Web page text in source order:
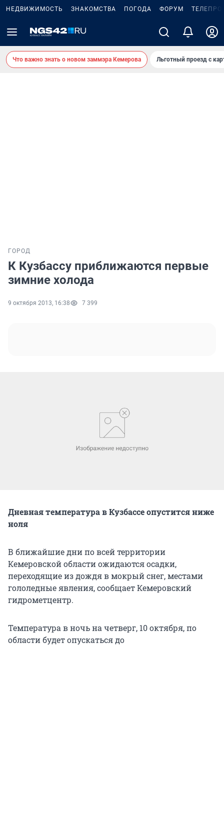
НЕДВИЖИМОСТЬ ЗНАКОМСТВА ПОГОДА ФОРУМ
Что важно знать о новом заммэра Кемерова Льготный проезд с
ГОРОД
К Кузбассу приближаются первые
зимние холода
9 октября 2013, 16:38 7 399
Дневная температура в Кузбассе опустится ниже
ноля
В ближайшие дни по всей территории
Кемеровской области ожидаются осадки,
переходящие из дождя в мокрый снег, местами
гололедные явления, сообщает Кемеровский
гидрометцентр.
Температура в ночь на четверг, 10 октября, по
области будет опускаться до